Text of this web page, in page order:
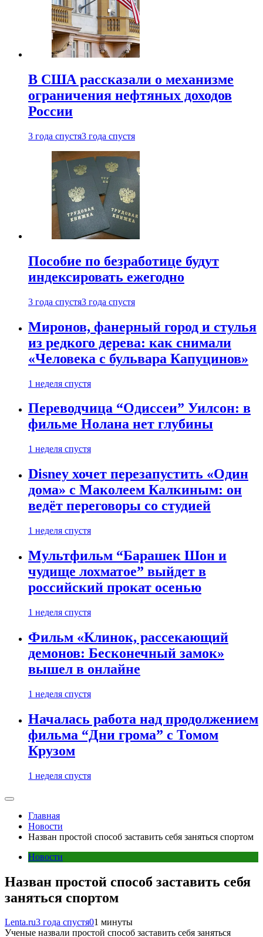
В США рассказали о механизме
ограничения нефтяных доходов
России
3 года спустя3 года спустя
Пособие по безработице будут
индексировать ежегодно
3 года спустя3 года спустя
Миронов, фанерный город и стулья
из редкого дерева: как снимали
«Человека с бульвара Капуцинов»
1 неделя спустя
Переводчица “Одиссеи” Уилсон: в
фильме Нолана нет глубины
1 неделя спустя
Disney хочет перезапустить «Один
дома» с Маколеем Калкиным: он
ведёт переговоры со студией
1 неделя спустя
Мультфильм “Барашек Шон и
чудище лохматое” выйдет в
российский прокат осенью
1 неделя спустя
Фильм «Клинок, рассекающий
демонов: Бесконечный замок»
вышел в онлайне
1 неделя спустя
Началась работа над продолжением
фильма “Дни грома” с Томом
Крузом
1 неделя спустя
Главная
Новости
Назван простой способ заставить себя заняться спортом
Новости
Назван простой способ заставить себя
заняться спортом
Lenta.ru3 года спустя01 минуты
Ученые назвали простой способ заставить себя заняться